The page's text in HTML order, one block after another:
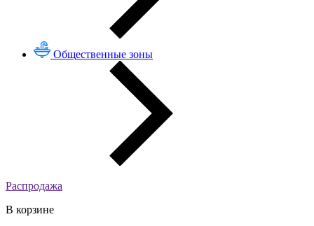
Общественные зоны
Распродажа
В корзине